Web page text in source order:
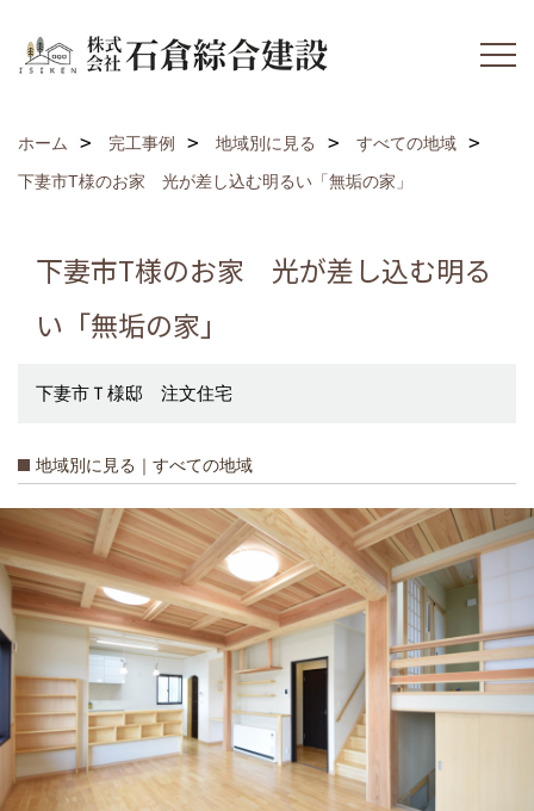
ホーム 完工事例 地域別に見る
すべての地域
下妻市T様のお家 光が差し込む明るい「無垢の家」
下妻市T様のお家 光が差し込む明る
い「無垢の家」
下妻市Ｔ様邸 注文住宅
地域別に見る｜すべての地域